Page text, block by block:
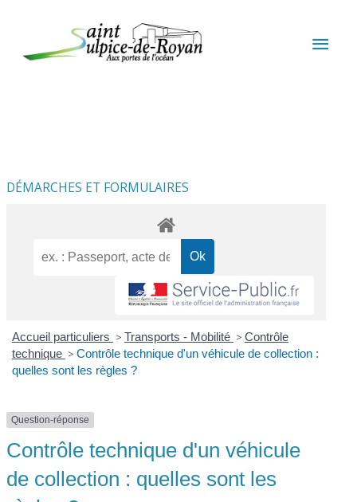
DÉMARCHES ET FORMULAIRES
Accueil particuliers > Transports - Mobilité > Contrôle
technique > Contrôle technique d'un véhicule de collection :
quelles sont les règles ?
Question-réponse
Contrôle technique d'un véhicule
de collection : quelles sont les